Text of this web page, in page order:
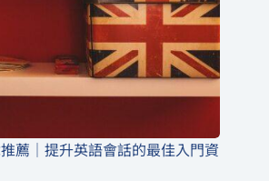
薦｜提升英語會話的最佳入門資